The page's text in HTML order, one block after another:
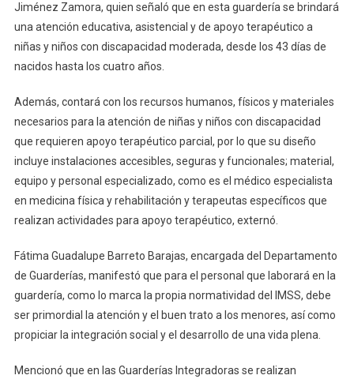
Jiménez Zamora, quien señaló que en esta guardería se brindará
una atención educativa, asistencial y de apoyo terapéutico a
niñas y niños con discapacidad moderada, desde los 43 días de
nacidos hasta los cuatro años.
Además, contará con los recursos humanos, físicos y materiales
necesarios para la atención de niñas y niños con discapacidad
que requieren apoyo terapéutico parcial, por lo que su diseño
incluye instalaciones accesibles, seguras y funcionales; material,
equipo y personal especializado, como es el médico especialista
en medicina física y rehabilitación y terapeutas específicos que
realizan actividades para apoyo terapéutico, externó.
Fátima Guadalupe Barreto Barajas, encargada del Departamento
de Guarderías, manifestó que para el personal que laborará en la
guardería, como lo marca la propia normatividad del IMSS, debe
ser primordial la atención y el buen trato a los menores, así como
propiciar la integración social y el desarrollo de una vida plena.
Mencionó que en las Guarderías Integradoras se realizan